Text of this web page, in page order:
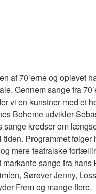
af 70’erne og oplevet
Gennem sange fra
vi en kunstner med et
Boheme udvikler
sange kredser om
Programmet følger
mere teatralske
sange fra hans
Sørøver Jenny,
Frem og mange flere.